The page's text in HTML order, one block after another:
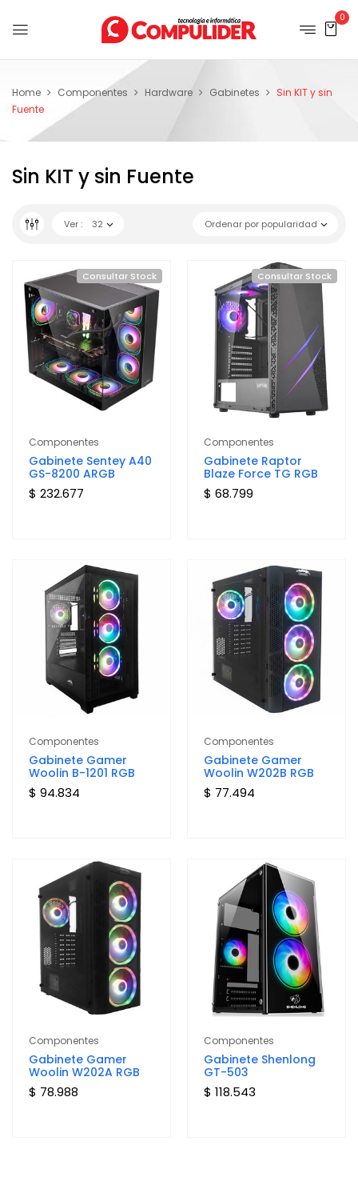
0
Home Componentes Hardware Gabinetes
Sin KIT y sin
Fuente
Sin KIT y sin Fuente
Ordenar por popularidad
Ver : 32
Consultar Stock
Componentes
Gabinete Sentey A40
GS-8200 ARGB
$ 232.677
Consultar Stock
Componentes
Gabinete Raptor
Blaze Force TG RGB
$ 68.799
Componentes
Gabinete Gamer
Woolin B-1201 RGB
$ 94.834
Componentes
Gabinete Gamer
Woolin W202B RGB
$ 77.494
Componentes
Gabinete Gamer
Woolin W202A RGB
$ 78.988
Componentes
Gabinete Shenlong
GT-503
$ 118.543